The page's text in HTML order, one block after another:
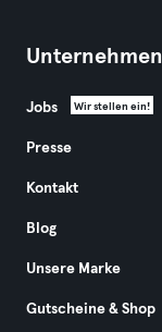
Unternehmen
Jobs Wir stellen ein!
Presse
Kontakt
Blog
Unsere Marke
Gutscheine & Shop